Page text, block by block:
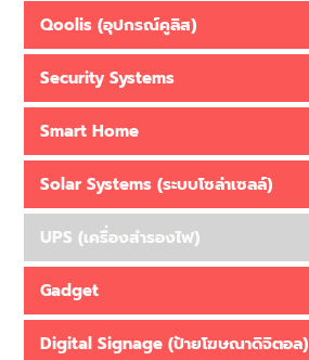
Qoolis (อุปกรณ์คูลิส)
Security Systems
Smart Home
Solar Systems (ระบบโซล่าเซลล์)
UPS (เครื่องสำรองไฟ)
Gadget
Digital Signage (ป้ายโฆษณาดิจิตอล)